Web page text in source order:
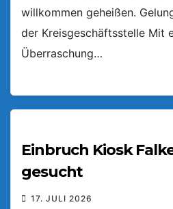
willkommen geheißen.
der Kreisgeschäftsstelle Mit
Überraschung…
Einbruch Kiosk
gesucht
17. JULI 2026